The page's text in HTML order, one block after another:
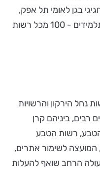
בגן לאומי תל אפק,
ב-26 במרץ, בהשתתפות 700 תלמידים - 100 מכל רשות
נחל הירקון והרשויות
רבים, ביניהם קרן
רשות הטבע
לשימור אתרים,
הרחב שואף להעלות